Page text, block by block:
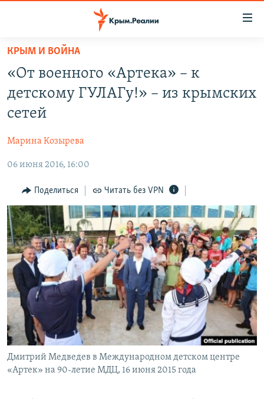
Вернуться
основному
содержанию
Вернутся
главной
навигации
Вернутся
поиску
ГРУЗ 200
11 ЛЕТ ОККУПАЦИИ КРЫМА. 11 ИСТОРИЙ СОПРОТИВЛЕНИЯ
ЕЩЕ
ИНТЕРАКТИВ
ИНФОГРАФИКА
ТЕЛЕПРОЕКТ КРЫМ.РЕАЛИИ
СОВЕТЫ ПРАВОЗАЩИТНИКОВ
ПРОПАВШИЕ БЕЗ ВЕСТИ
ПОБЕДИТЕЛЕЙ НЕ СУДЯТ?
КРЫМ.НЕПОКОРЕННЫЙ
ELIFBE
УКРАИНСКАЯ ПРОБЛЕМА КРЫМА
РАДІО СВОБОДА
КАК ОБОЙТИ БЛОКИРОВКУ
Українською
Qırımtatar
ПРИСОЕДИНЯЙТЕСЬ!
Все сайты RFE/RL
КРЫМ И ВОЙНА
«От военного «Артека» – к
детскому ГУЛАГу!» – из крымских
сетей
Марина Козырева
06 июня 2016, 16:00
Поделиться Читать без VPN
Дмитрий Медведев в Международном детском центре
«Артек» на 90-летие МДЦ, 16 июня 2015 года